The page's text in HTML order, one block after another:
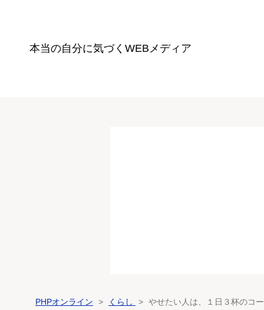
本当の自分に気づく WEBメディア
PHPオンライン くらし やせたい人は、１日３杯のコ